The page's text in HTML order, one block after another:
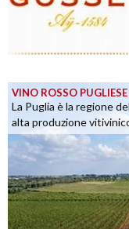
VINO ROSSO PUGLIESE
La Puglia è la regione
alta produzione